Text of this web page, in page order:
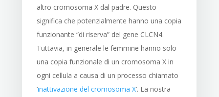
altro cromosoma X dal padre. Questo
significa che potenzialmente hanno una copia
funzionante “di riserva” del gene CLCN4.
Tuttavia, in generale le femmine hanno solo
una copia funzionale di un cromosoma X in
ogni cellula a causa di un processo chiamato
‘inattivazione del cromosoma X‘. La nostra